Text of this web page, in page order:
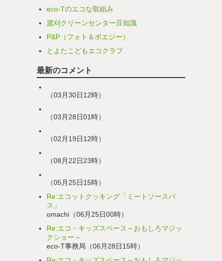
eco-Tのエコな取組み
渡刈クリーンセンター豆知識
P&P（フォト＆ポエジー）
とよたこどもエコクラブ
最新のコメント
（03月30日12時）
（03月28日01時）
（02月19日12時）
（08月22日23時）
（05月25日15時）
Re:エコットクッキング「ミートソースパ
ス」
omachi（06月25日00時）
Re:エコ・キッズスペース～おもしろマジッ
クショー～
eco-T事務局（06月28日15時）